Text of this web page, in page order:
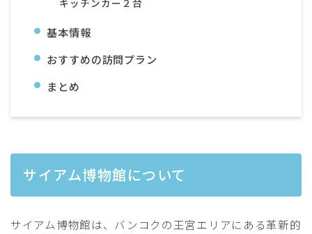
キッチンカー２台
基本情報
おすすめの訪問プラン
まとめ
サイアム博物館について
サイアム博物館は、バンコクの王宮エリアにある革新的